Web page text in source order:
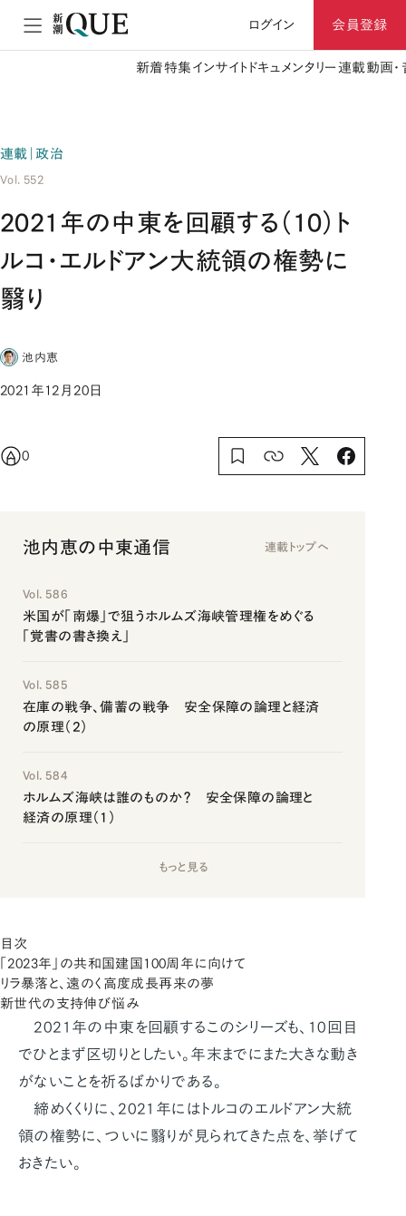
ログイン 会員登録
新着特集 インサイト ドキュメンタリー 連載動画
連載｜政治
Vol. 552
2021年の中東を回顧する（10）ト
ルコ・エルドアン大統領の権勢に
翳り
池内恵
2021年12月20日
0
池内恵の中東通信 連載トップへ
Vol. 586
米国が「南爆」で狙うホルムズ海峡管理権をめぐる
「覚書の書き換え」
Vol. 585
在庫の戦争、備蓄の戦争 安全保障の論理と経済
の原理（2）
Vol. 584
ホルムズ海峡は誰のものか？ 安全保障の論理と
経済の原理（1）
もっと見る
目次
「2023年」の共和国建国100周年に向けて
リラ暴落と、遠のく高度成長再来の夢
新世代の支持伸び悩み
2021年の中東を回顧するこのシリーズも、10回目
でひとまず区切りとしたい。年末までにまた大きな動き
がないことを祈るばかりである。
締めくくりに、2021年にはトルコのエルドアン大統
領の権勢に、ついに翳りが見られてきた点を、挙げて
おきたい。